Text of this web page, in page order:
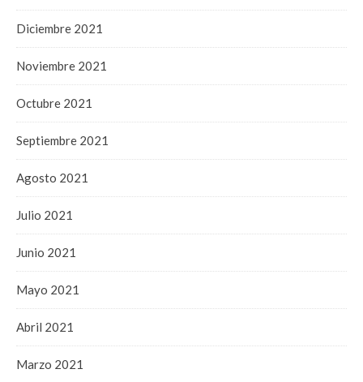
Diciembre 2021
Noviembre 2021
Octubre 2021
Septiembre 2021
Agosto 2021
Julio 2021
Junio 2021
Mayo 2021
Abril 2021
Marzo 2021